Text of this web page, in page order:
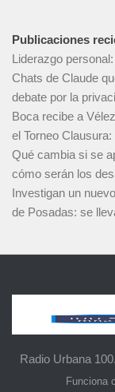
Publicaciones
Liderazgo
Chats de Claude
debate por la
Boca recibe a
el Torneo
Qué cambia si se
cómo serán los
Investigan un
de Posadas: se
Radio Urbana
Funciona